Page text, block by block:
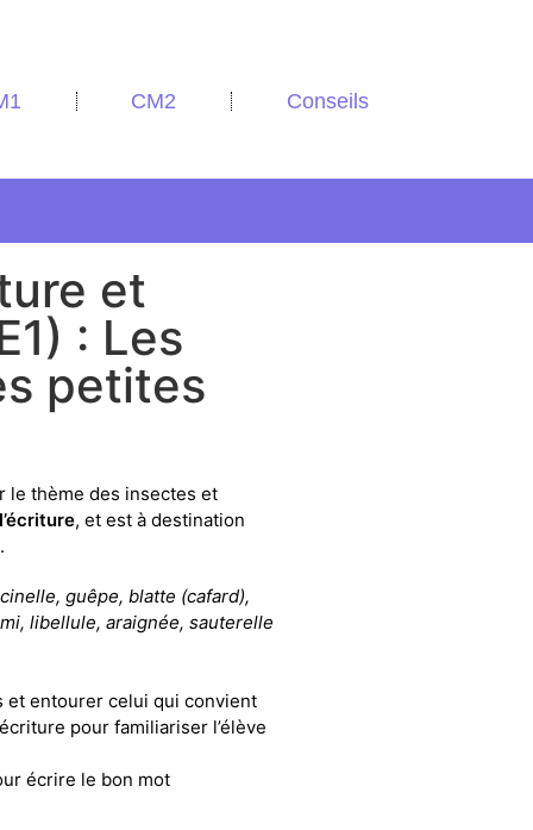
CM2 Conseils
et
: Les
petites
le thème des insectes et
l’écriture, et est à destination
.
guêpe, blatte (cafard),
libellule, araignée, sauterelle
et entourer celui qui convient
pour familiariser l’élève
écrire le bon mot